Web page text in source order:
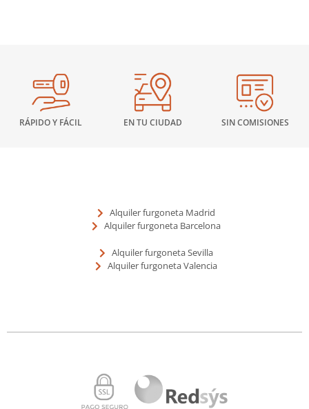
RÁPIDO Y FÁCIL EN TU CIUDAD SIN COMISIONES
Alquiler furgoneta Madrid
Alquiler furgoneta Barcelona
Alquiler furgoneta Sevilla
Alquiler furgoneta Valencia